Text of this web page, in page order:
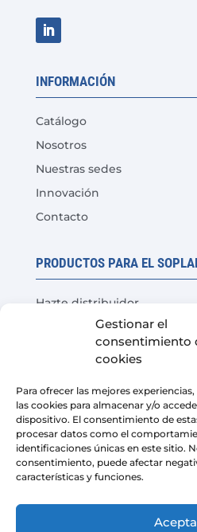
Gestionar el
consentimiento
cookies
Para ofrecer las mejores
las cookies para almacenar y/o
dispositivo. El consentimiento de
procesar datos como el
identificaciones únicas en este sitio.
consentimiento, puede afectar
características y funciones.
INFORMACIÓN
Catálogo
Nosotros
Nuestras sedes
Innovación
Contacto
PRODUCTOS PARA EL
Hazte distribuidor
Prueba del producto
Preguntas Frecuentes
LEGAL
Aviso Legal
Política de privacidad
Condiciones de venta de la